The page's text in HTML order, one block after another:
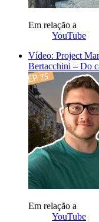
Em relação a
YouTube
Vídeo: Project
Bertacchini – Do
Em relação a
YouTube